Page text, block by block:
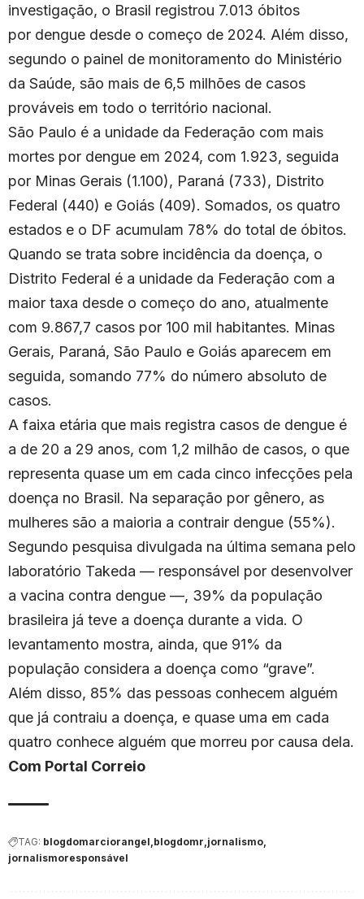
investigação, o Brasil registrou 7.013 óbitos
por dengue desde o começo de 2024. Além disso,
segundo o painel de monitoramento do Ministério
da Saúde, são mais de 6,5 milhões de casos
prováveis em todo o território nacional.
São Paulo é a unidade da Federação com mais
mortes por dengue em 2024, com 1.923, seguida
por Minas Gerais (1.100), Paraná (733), Distrito
Federal (440) e Goiás (409). Somados, os quatro
estados e o DF acumulam 78% do total de óbitos.
Quando se trata sobre incidência da doença, o
Distrito Federal é a unidade da Federação com a
maior taxa desde o começo do ano, atualmente
com 9.867,7 casos por 100 mil habitantes. Minas
Gerais, Paraná, São Paulo e Goiás aparecem em
seguida, somando 77% do número absoluto de
casos.
A faixa etária que mais registra casos de dengue é
a de 20 a 29 anos, com 1,2 milhão de casos, o que
representa quase um em cada cinco infecções pela
doença no Brasil. Na separação por gênero, as
mulheres são a maioria a contrair dengue (55%).
Segundo pesquisa divulgada na última semana pelo
laboratório Takeda — responsável por desenvolver
a vacina contra dengue —, 39% da população
brasileira já teve a doença durante a vida. O
levantamento mostra, ainda, que 91% da
população considera a doença como “grave”.
Além disso, 85% das pessoas conhecem alguém
que já contraiu a doença, e quase uma em cada
quatro conhece alguém que morreu por causa dela.
Com Portal Correio
TAG: blogdomarciorangel blogdomr jornalismo
jornalismoresponsável